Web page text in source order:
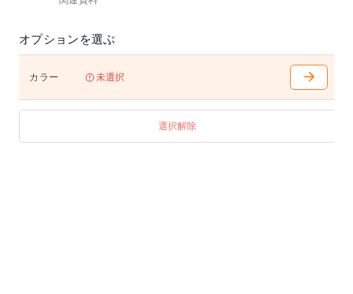
オプションを選ぶ
カラー 未選択
選択解除